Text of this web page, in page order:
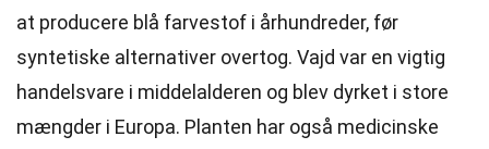
at producere blå farvestof i århundreder, før
syntetiske alternativer overtog. Vajd var en vigtig
handelsvare i middelalderen og blev dyrket i store
mængder i Europa. Planten har også medicinske